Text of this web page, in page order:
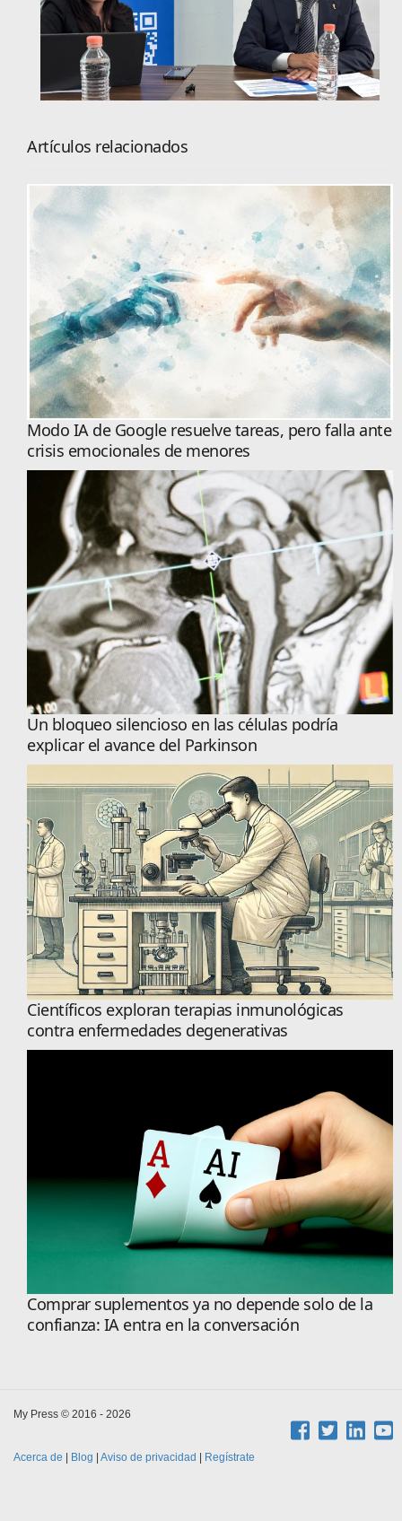
Artículos relacionados
Modo IA de Google resuelve tareas, pero falla ante
crisis emocionales de menores
Un bloqueo silencioso en las células podría
explicar el avance del Parkinson
Científicos exploran terapias inmunológicas
contra enfermedades degenerativas
Comprar suplementos ya no depende solo de la
confianza: IA entra en la conversación
My Press © 2016 - 2026
Acerca de Blog Aviso de privacidad Regístrate